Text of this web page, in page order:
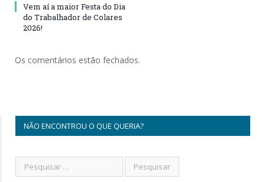
Vem aí a maior Festa do Dia
do Trabalhador de Colares
2026!
Os comentários estão fechados.
NÃO ENCONTROU O QUE QUERIA?